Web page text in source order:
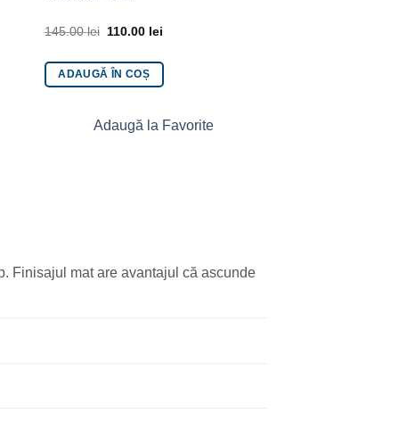
145.00lei 110.00 lei
ADAUGĂ ÎN COȘ
Adaugă la Favorite
Finisajul mat are avantajul că ascunde